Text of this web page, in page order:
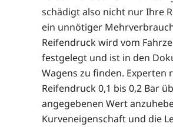
schädigt also nicht nur Ihre
ein unnötiger
Reifendruck wird vom
festgelegt und ist in den
Wagens zu finden. Experten
Reifendruck 0,1 bis 0,2 Bar
angegebenen Wert
Kurveneigenschaft und die